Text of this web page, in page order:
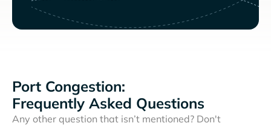
Port Congestion:
Frequently Asked Questions
Any other question that isn’t mentioned? Don't